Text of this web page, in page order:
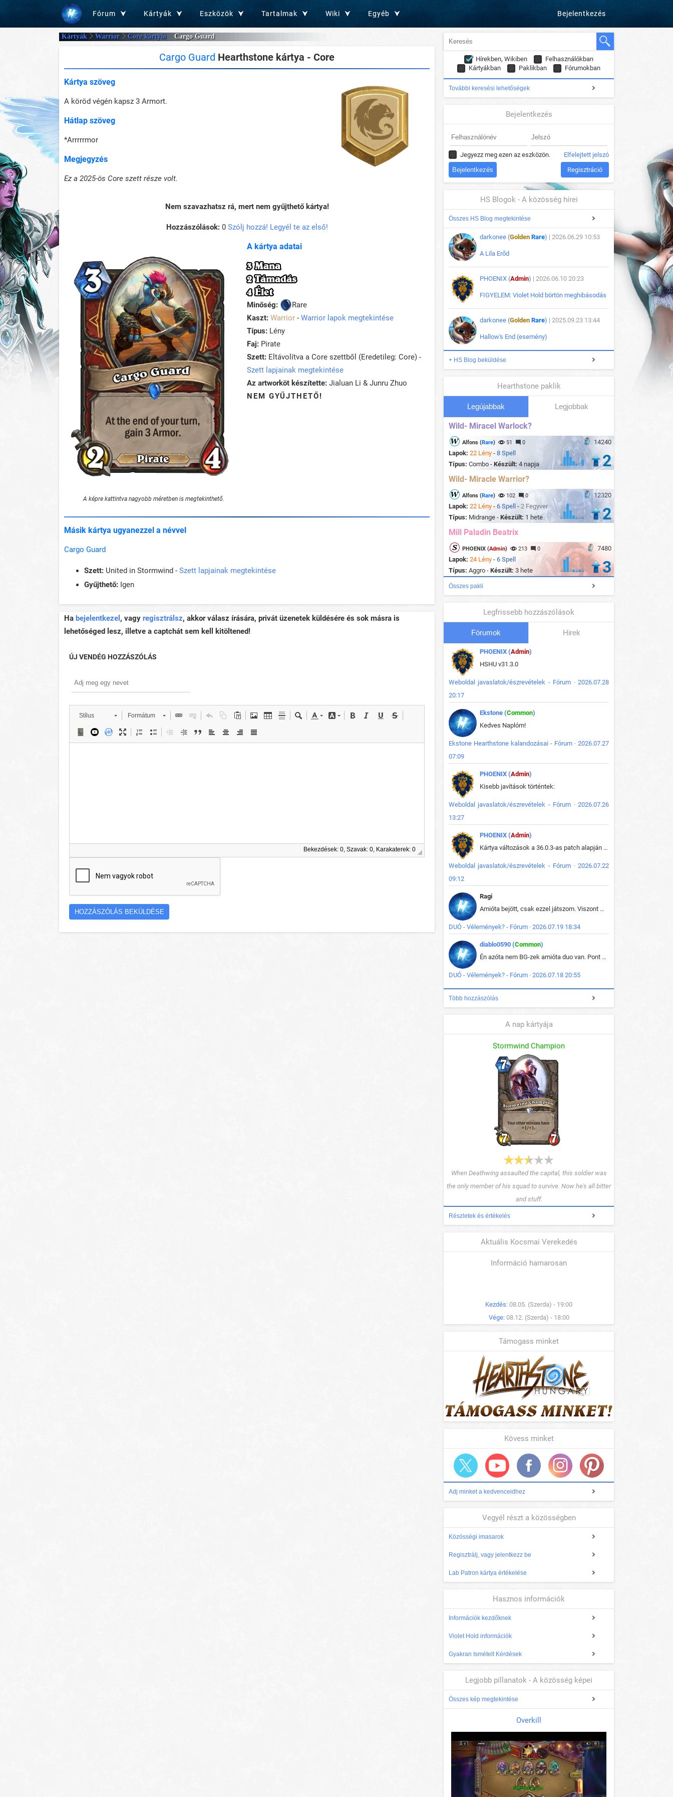
Fórum Kártyák Eszközök Tartalmak Wiki Egyéb Bejelentkezés
Kártyák Warrior Core kártyái Cargo Guard
Cargo Guard Hearthstone kártya - Core
Kártya szöveg
A köröd végén kapsz 3 Armort.
Hátlap szöveg
*Arrrrrmor
Megjegyzés
Ez a 2025-ös Core szett része volt.
Nem szavazhatsz rá, mert nem gyűjthető kártya!
Hozzászólások:0 Szólj hozzá! Legyél te az első!
A képre kattintva nagyobb méretben is megtekinthető.
A kártya adatai
3 Mana
2 Támadás
4 Élet
Minőség:
Rare
Kaszt: Warrior - Warrior lapok megtekintése
Típus: Lény
Faj: Pirate
Szett: Eltávolítva a Core szettből (Eredetileg: Core) -
Szett lapjainak megtekintése
Az artworköt készítette: Jialuan Li & Junru Zhuo
NEM GYŰJTHETŐ!
Másik kártya ugyanezzel a névvel
Cargo Guard
Szett: United in Stormwind - Szett lapjainak megtekintése
Gyűjthető: Igen
Ha bejelentkezel , vagy regisztrálsz, akkor válasz írására, privát üzenetek küldésére és sok másra is
lehetőséged lesz, illetve a captchát sem kell kitöltened!
ÚJ VENDÉG HOZZÁSZÓLÁS
Stílus Formátum
Bekezdések: 0, Szavak: 0, Karakaterek: 0
Hírekben, Wikiben
Felhasználókban
Kártyákban
Paklikban Fórumokban
További keresési lehetőségek
Bejelentkezés
Jegyezz meg ezen az eszközön. Elfelejtett jelszó
Regisztráció
HS Blogok - A közösség hírei
Összes HS Blog megtekintése
darkonee (Golden Rare) | 2026.06.29 10:53
A Lila Erőd
PHOENIX (Admin) | 2026.06.10 20:23
FIGYELEM: Violet Hold börtön meghibásodás
darkonee (Golden Rare) | 2025.09.23 13:44
Hallow's End (esemény)
+ HS Blog beküldése
Hearthstone paklik
Legújabbak Legjobbak
Wild- Miracel Warlock?
14240
Alfons (Rare) 51 0
Lapok: 22 Lény - 8 Spell
Típus: Combo - Készült: 4 napja 2
Wild- Miracle Warrior?
12320
Alfons (Rare) 102 0
Lapok: 22 Lény - 6 Spell - 2 Fegyver
Típus: Midrange - Készült: 1 hete 2
Mill Paladin Beatrix
7480
PHOENIX (Admin) 213 0
Lapok: 24 Lény - 6 Spell
Típus: Aggro - Készült: 3 hete 3
Összes pakli
Legfrissebb hozzászólások
Fórumok Hirek
PHOENIX (Admin)
HSHU v31.3.0
Weboldal javaslatok/észrevételek - Fórum · 2026.07.28
20:17
Ekstone (Common)
Kedves Naplóm!
Ekstone Hearthstone kalandozásai - Fórum · 2026.07.27
07:09
PHOENIX (Admin)
Kisebb javítások történtek:
Weboldal javaslatok/észrevételek - Fórum · 2026.07.26
13:27
PHOENIX (Admin)
Kártya változások a 36.0.3-as patch alapján frissítve az adatbázisban (képek is cserélve).
Weboldal javaslatok/észrevételek - Fórum · 2026.07.22
09:12
Ragi
Amióta bejött, csak ezzel játszom. Viszont mint minden más - akár az alapjáték is, ez is baromira összetett lett. Néha már pár kör után is esélytelen az egész. Vagy irreállisan túltápol valaki, vagy lelép a partner, vagy csak hülye mint a segg. És amikor eljönne az én időm, na akkor jön el mindenki másé is. Engem jobban érdekelne, hogy ki milyen ratingen szokott játszani. Na ez lenne egy érdekes adat.
DUÓ - Vélemények? - Fórum · 2026.07.19 18:34
diablo0590 (Common)
Én azóta nem BG-zek amióta duo van. Pont azt szerettem benne, hogy rajtam múlik mi történik, nem pedig a társamon. Kérem vissza a régi BG-t :D
DUÓ - Vélemények? - Fórum · 2026.07.18 20:55
Több hozzászólás
A nap kártyája
Stormwind Champion
When Deathwing assaulted the capital, this soldier was
the only member of his squad to survive. Now he's all bitter
and stuff.
Részletek és értékelés
Aktuális Kocsmai Verekedés
Információ hamarosan
Kezdés: 08.05. (Szerda) - 19:00
Vége: 08.12. (Szerda) - 18:00
Támogass minket
Kövess minket
Adj minket a kedvenceidhez
Vegyél részt a közösségben
Közösségi imasarok
Regisztrálj, vagy jelentkezz be
Lab Patron kártya értékelése
Hasznos információk
Információk kezdőknek
Violet Hold információk
Gyakran Ismételt Kérdések
Legjobb pillanatok - A közösség képei
Összes kép megtekintése
Overkill